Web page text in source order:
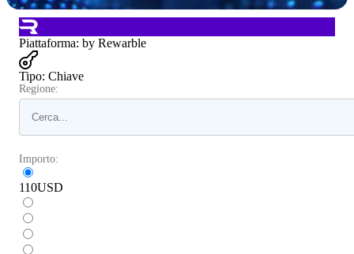
Piattaforma: by Rewarble
Tipo: Chiave
Regione:
Importo:
110USD